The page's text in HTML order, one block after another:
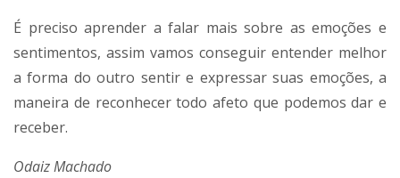
É preciso aprender a falar mais sobre as emoções e
sentimentos, assim vamos conseguir entender melhor
a forma do outro sentir e expressar suas emoções, a
maneira de reconhecer todo afeto que podemos dar e
receber.
Odaiz Machado